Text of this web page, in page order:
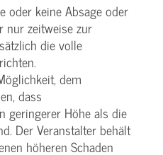
oder keine Absage oder
nur zeitweise zur
die volle
dem
dass
geringerer Höhe als die
Der Veranstalter behält
höheren Schaden